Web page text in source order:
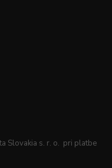
Slovakia s. r. o. pri platbe